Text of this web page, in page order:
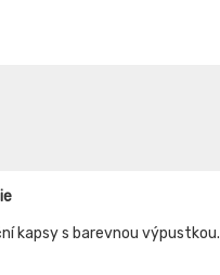
kapsy s barevnou výpustkou.